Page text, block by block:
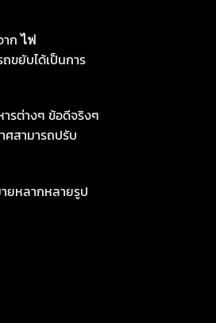
ากไฟ
ขยับได้เป็นการ
ารต่างๆ ข้อดีจริงๆ
ศสามารถปรับ
ยหลากหลายรูป